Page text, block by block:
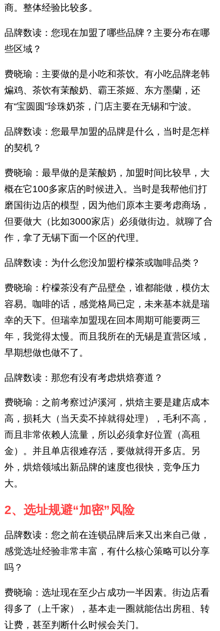
商。整体经验比较多。
品牌数读：您现在加盟了哪些品牌？主要分布在哪
些区域？
费晓瑜：主要做的是小吃和茶饮。有小吃品牌老韩
煸鸡、茶饮有茉酸奶、霸王茶姬、东方墨蘭，还
有“宝圆圆”珍珠奶茶，门店主要在无锡和宁波。
品牌数读：您最早加盟的品牌是什么，当时是怎样
的契机？
费晓瑜：最早做的是茉酸奶，加盟时间比较早，大
概在它100多家店的时候进入。当时是我帮他们打
磨国街边店的模型，因为他们原本主要考虑商场，
但要做大（比如3000家店）必须做街边。就聊了合
作，拿了无锡下面一个区的代理。
品牌数读：为什么您没加盟柠檬茶或咖啡品类？
费晓瑜：柠檬茶没有产品壁垒，谁都能做，模仿太
容易。咖啡的话，感觉格局已定，未来基本就是瑞
幸的天下。但瑞幸加盟现在回本周期可能要两三
年，我觉得太慢。而且我所在的无锡是直营区域，
早期想做也做不了。
品牌数读：那您有没有考虑烘焙赛道？
费晓瑜：之前考察过泸溪河，烘焙主要是建店成本
高，损耗大（当天卖不掉就得处理），毛利不高，
而且非常依赖人流量，所以必须拿好位置（高租
金）。并且单店很难存活，要做就得开多店。另
外，烘焙领域出新品牌的速度也很快，竞争压力
大。
2、选址规避“加密”风险
品牌数读：您之前在连锁品牌后来又出来自己做，
感觉选址经验非常丰富，有什么核心策略可以分享
吗？
费晓瑜：选址现在至少占成功一半因素。街边店看
得多了（上千家），基本走一圈就能估出房租、转
让费，甚至判断什么时候会关门。